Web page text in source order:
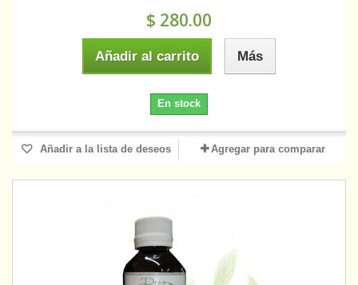
$ 280.00
Añadir al carrito Más
En stock
Añadir a la lista de deseos Agregar para comparar